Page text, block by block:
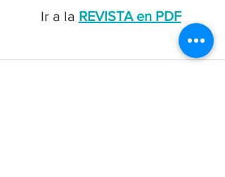
Ir a la REVISTA en PDF